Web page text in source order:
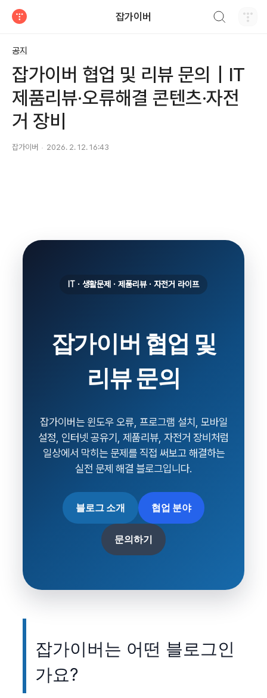
잡가이버
공지
잡가이버 협업 및 리뷰 문의｜IT
제품리뷰·오류해결 콘텐츠·자전
거 장비
잡가이버 2026. 2. 12. 16:43
IT · 생활문제 · 제품리뷰 · 자전거 라이프
잡가이버 협업 및
리뷰 문의
잡가이버는 윈도우 오류, 프로그램 설치, 모바일
설정, 인터넷 공유기, 제품리뷰, 자전거 장비처럼
일상에서 막히는 문제를 직접 써보고 해결하는
실전 문제 해결 블로그입니다.
블로그 소개 협업 분야
문의하기
잡가이버는 어떤 블로그인
가요?